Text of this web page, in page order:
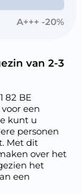
A+++ -20%
van 2-3
82 BE
een
kunt u
personen
Met dit
over het
het
een